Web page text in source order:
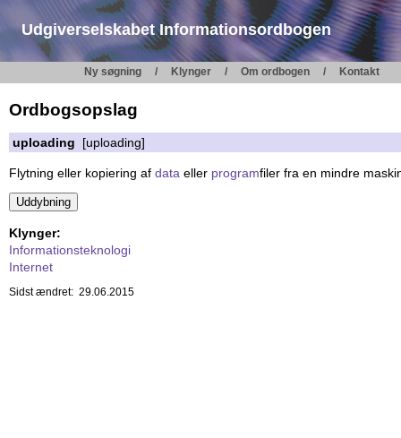
Udgiverselskabet Informationsordbogen
Ny søgning Klynger Om ordbogen Kontakt
Ordbogsopslag
uploading [uploading]
Flytning eller kopiering af data eller programfiler fra en mindre
Klynger:
Informationsteknologi
Internet
Sidst ændret: 29.06.2015